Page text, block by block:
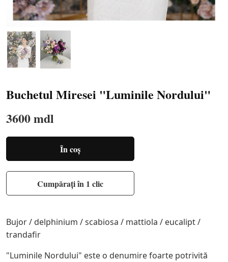
Buchetul Miresei "Luminile Nordului"
3600 mdl
În coș
Cumpărați în 1 clic
Bujor / delphinium / scabiosa / mattiola / eucalipt /
trandafir
"Luminile Nordului" este o denumire foarte potrivită